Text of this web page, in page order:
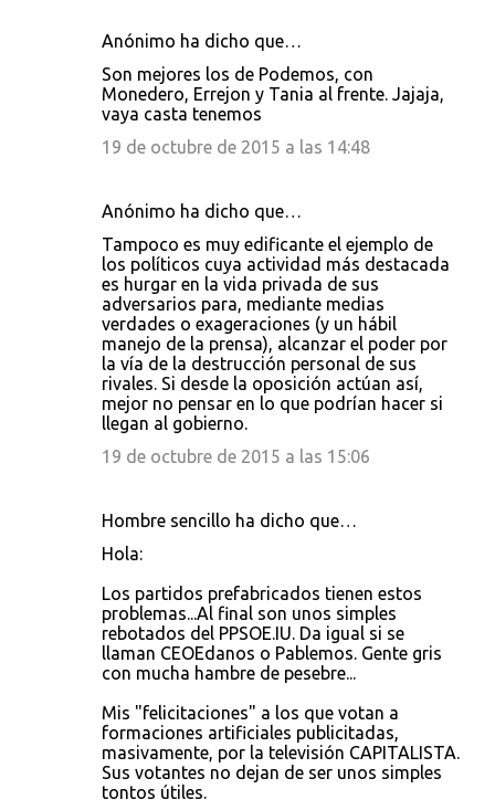
Anónimo ha dicho que…
Son mejores los de Podemos, con
Monedero, Errejon y Tania al frente. Jajaja,
vaya casta tenemos
19 de octubre de 2015 a las 14:48
Anónimo ha dicho que…
Tampoco es muy edificante el ejemplo de
los políticos cuya actividad más destacada
es hurgar en la vida privada de sus
adversarios para, mediante medias
verdades o exageraciones (y un hábil
manejo de la prensa), alcanzar el poder por
la vía de la destrucción personal de sus
rivales. Si desde la oposición actúan así,
mejor no pensar en lo que podrían hacer si
llegan al gobierno.
19 de octubre de 2015 a las 15:06
Hombre sencillo ha dicho que…
Hola:
Los partidos prefabricados tienen estos
problemas...Al final son unos simples
rebotados del PPSOE.IU. Da igual si se
llaman CEOEdanos o Pablemos. Gente gris
con mucha hambre de pesebre...
Mis "felicitaciones" a los que votan a
formaciones artificiales publicitadas,
masivamente, por la televisión CAPITALISTA.
Sus votantes no dejan de ser unos simples
tontos útiles.